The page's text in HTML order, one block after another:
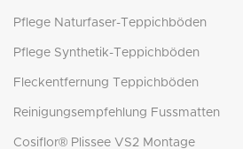
Pflege Naturfaser-Teppichböden
Pflege Synthetik-Teppichböden
Fleckentfernung Teppichböden
Reinigungsempfehlung Fussmatten
Cosiflor® Plissee VS2 Montage